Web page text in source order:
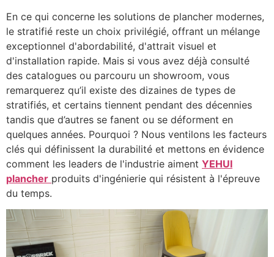
En ce qui concerne les solutions de plancher modernes,
le stratifié reste un choix privilégié, offrant un mélange
exceptionnel d'abordabilité, d'attrait visuel et
d'installation rapide. Mais si vous avez déjà consulté
des catalogues ou parcouru un showroom, vous
remarquerez qu’il existe des dizaines de types de
stratifiés, et certains tiennent pendant des décennies
tandis que d’autres se fanent ou se déforment en
quelques années. Pourquoi ? Nous ventilons les facteurs
clés qui définissent la durabilité et mettons en évidence
comment les leaders de l'industrie aiment YEHUI
plancher produits d'ingénierie qui résistent à l'épreuve
du temps.